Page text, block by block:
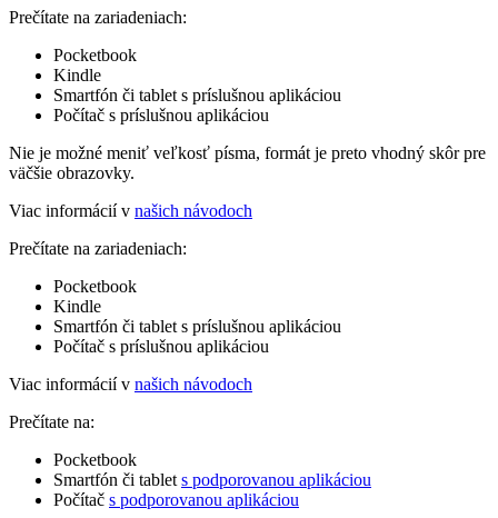
Prečítate na zariadeniach:
Pocketbook
Kindle
Smartfón či tablet s príslušnou aplikáciou
Počítač s príslušnou aplikáciou
Nie je možné meniť veľkosť písma, formát je preto vhodný skôr pre
väčšie obrazovky.
Viac informácií v našich návodoch
Prečítate na zariadeniach:
Pocketbook
Kindle
Smartfón či tablet s príslušnou aplikáciou
Počítač s príslušnou aplikáciou
Viac informácií v našich návodoch
Prečítate na:
Pocketbook
Smartfón či tablet s podporovanou aplikáciou
Počítač s podporovanou aplikáciou